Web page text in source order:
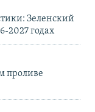
Зеленский
2027 годах
проливе